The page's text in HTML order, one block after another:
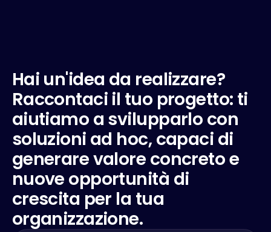
Hai un'idea da realizzare?
Raccontaci il tuo progetto: ti
aiutiamo a svilupparlo con
soluzioni ad hoc, capaci di
generarevalore concretoe
nuove opportunità di
crescita per la tua
organizzazione.